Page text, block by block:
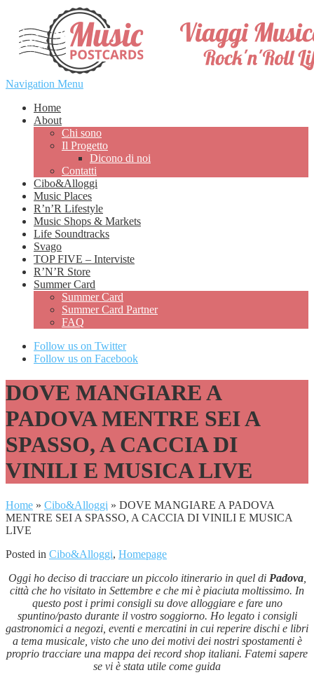
Navigation Menu
Home
About
Chi sono
Il Progetto
Dicono di noi
Contatti
Cibo&Alloggi
Music Places
R’n’R Lifestyle
Music Shops & Markets
Life Soundtracks
Svago
TOP FIVE – Interviste
R’N’R Store
Summer Card
Summer Card
Summer Card Partner
FAQ
Follow us on Twitter
Follow us on Facebook
DOVE MANGIARE A
PADOVA MENTRE SEI A
SPASSO, A CACCIA DI
VINILI E MUSICA LIVE
Home » Cibo&Alloggi » DOVE MANGIARE A PADOVA
MENTRE SEI A SPASSO, A CACCIA DI VINILI E MUSICA
LIVE
Posted in Cibo&Alloggi, Homepage
Oggi ho deciso di tracciare un piccolo itinerario in quel di Padova,
città che ho visitato in Settembre e che mi è piaciuta moltissimo. In
questo post i primi consigli su dove alloggiare e fare uno
spuntino/pasto durante il vostro soggiorno. Ho legato i consigli
gastronomici a negozi, eventi e mercatini in cui reperire dischi e libri
a tema musicale, visto che uno dei motivi dei nostri spostamenti è
proprio tracciare una mappa dei record shop italiani. Fatemi sapere
se vi è stata utile come guida